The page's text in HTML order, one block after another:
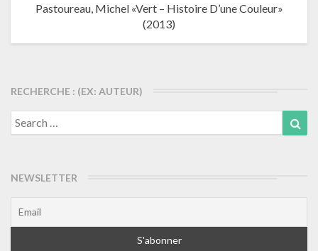
Pastoureau, Michel «Vert – Histoire D’une Couleur»
(2013)
RECHERCHE : (EX: AUTEUR)
Search
for:
NEWSLETTER